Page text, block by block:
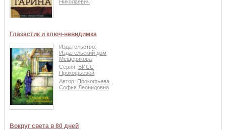
Николаевич
Глазастик и ключ-невидимка
Издательство:
Издательский дом
Мещерякова
Серия: БИСС
Прокофьевой
Автор: Прокофьева
Софья Леонидовна
Вокруг света в 80 дней